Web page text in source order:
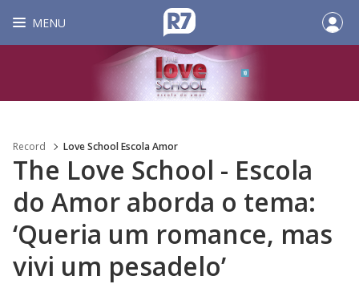
MENU
Record Love School Escola Amor
The Love School - Escola
do Amor aborda o tema:
‘Queria um romance, mas
vivi um pesadelo’